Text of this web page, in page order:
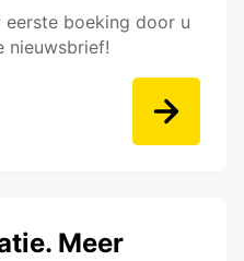
eerste boeking door u
nieuwsbrief!
Meer